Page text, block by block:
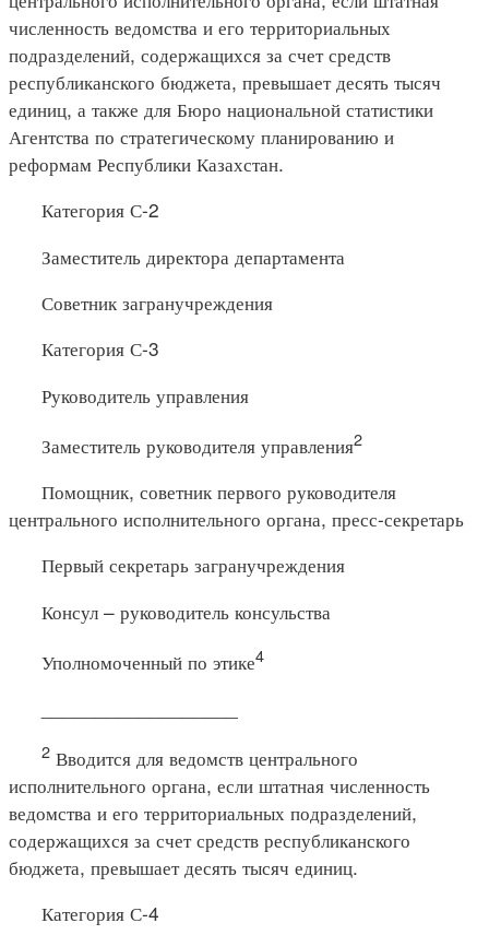
численность ведомства и его территориальных
подразделений, содержащихся за счет средств
республиканского бюджета, превышает десять тысяч
единиц, а также для Бюро национальной статистики
Агентства по стратегическому планированию и
реформам Республики Казахстан.
Категория С-2
Заместитель директора департамента
Советник загранучреждения
Категория С-3
Руководитель управления
Заместитель руководителя управления2
Помощник, советник первого руководителя
центрального исполнительного органа, пресс-секретарь
Первый секретарь загранучреждения
Консул – руководитель консульства
Уполномоченный по этике4
2 Вводится для ведомств центрального
исполнительного органа, если штатная численность
ведомства и его территориальных подразделений,
содержащихся за счет средств республиканского
бюджета, превышает десять тысяч единиц.
Категория С-4